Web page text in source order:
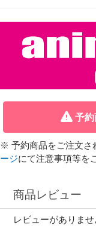
予
※ 予約商品をご注文さ
ージにて注意事項等を
商品レビュー
レビューがありませ